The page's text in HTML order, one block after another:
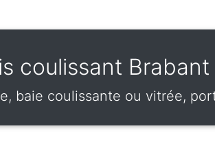
coulissant Brabant
baie coulissante ou vitrée,